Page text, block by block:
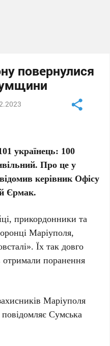
повернулися
українець: 100
Про це у
керівник Офісу
Єрмак.
прикордонники та
Маріуполя,
Їх так довго
отримали поранення
Маріуполя
Сумська